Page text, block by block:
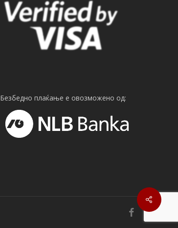
Безбедно плаќање е овозможено од:
facebook